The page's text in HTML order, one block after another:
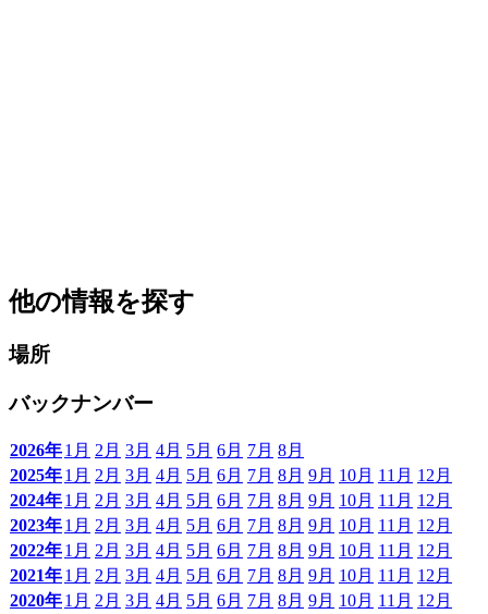
他の情報を探す
場所
バックナンバー
2026年1月 2月 3月 4月 5月 6月 7月 8月
2025年1月 2月 3月 4月 5月 6月 7月 8月 9月 10月 11月 12月
2024年1月 2月 3月 4月 5月 6月 7月 8月 9月 10月 11月 12月
2023年1月 2月 3月 4月 5月 6月 7月 8月 9月 10月 11月 12月
2022年1月 2月 3月 4月 5月 6月 7月 8月 9月 10月 11月 12月
2021年1月 2月 3月 4月 5月 6月 7月 8月 9月 10月 11月 12月
2020年1月 2月 3月 4月 5月 6月 7月 8月 9月 10月 11月 12月